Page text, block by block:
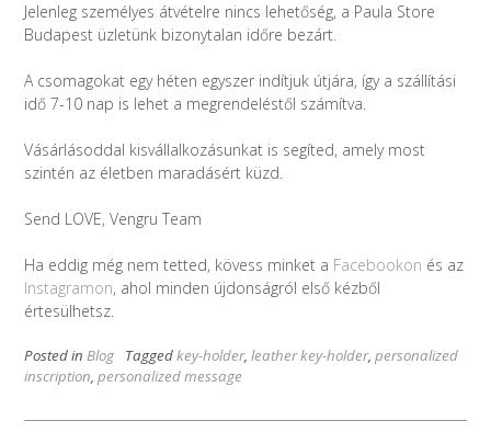
Jelenleg személyes átvételre nincs lehetőség, a Paula Store
Budapest üzletünk bizonytalan időre bezárt.
A csomagokat egy héten egyszer indítjuk útjára, így a szállítási
idő 7-10 nap is lehet a megrendeléstől számítva.
Vásárlásoddal kisvállalkozásunkat is segíted, amely most
szintén az életben maradásért küzd.
Send LOVE, Vengru Team
Ha eddig még nem tetted, kövess minket a Facebookon és az
Instagramon, ahol minden újdonságról első kézből
értesülhetsz.
Posted in Blog Taggedkey-holder, leather key-holder, personalized
inscription, personalized message